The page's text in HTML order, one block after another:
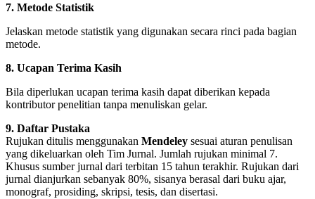
7. Metode Statistik
Jelaskan metode statistik yang digunakan secara rinci pada bagian
metode.
8. Ucapan Terima Kasih
Bila diperlukan ucapan terima kasih dapat diberikan kepada
kontributor penelitian tanpa menuliskan gelar.
9. Daftar Pustaka
Rujukan ditulis menggunakan Mendeley sesuai aturan penulisan
yang dikeluarkan oleh Tim Jurnal. Jumlah rujukan minimal 7.
Khusus sumber jurnal dari terbitan 15 tahun terakhir. Rujukan dari
jurnal dianjurkan sebanyak 80%, sisanya berasal dari buku ajar,
monograf, prosiding, skripsi, tesis, dan disertasi.